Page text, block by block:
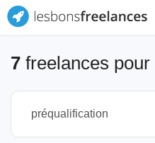
7 freelances pour